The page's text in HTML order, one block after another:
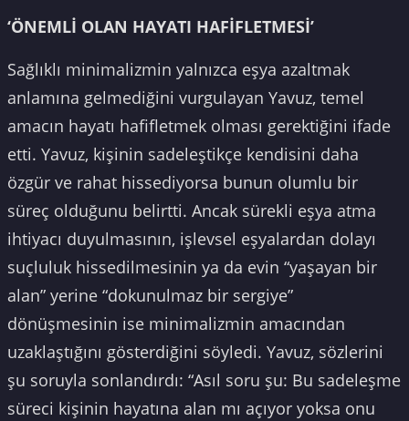
‘ÖNEMLİ OLAN HAYATI HAFİFLETMESİ’
Sağlıklı minimalizmin yalnızca eşya azaltmak
anlamına gelmediğini vurgulayan Yavuz, temel
amacın hayatı hafifletmek olması gerektiğini ifade
etti. Yavuz, kişinin sadeleştikçe kendisini daha
özgür ve rahat hissediyorsa bunun olumlu bir
süreç olduğunu belirtti. Ancak sürekli eşya atma
ihtiyacı duyulmasının, işlevsel eşyalardan dolayı
suçluluk hissedilmesinin ya da evin “yaşayan bir
alan” yerine “dokunulmaz bir sergiye”
dönüşmesinin ise minimalizmin amacından
uzaklaştığını gösterdiğini söyledi. Yavuz, sözlerini
şu soruyla sonlandırdı: “Asıl soru şu: Bu sadeleşme
süreci kişinin hayatına alan mı açıyor yoksa onu